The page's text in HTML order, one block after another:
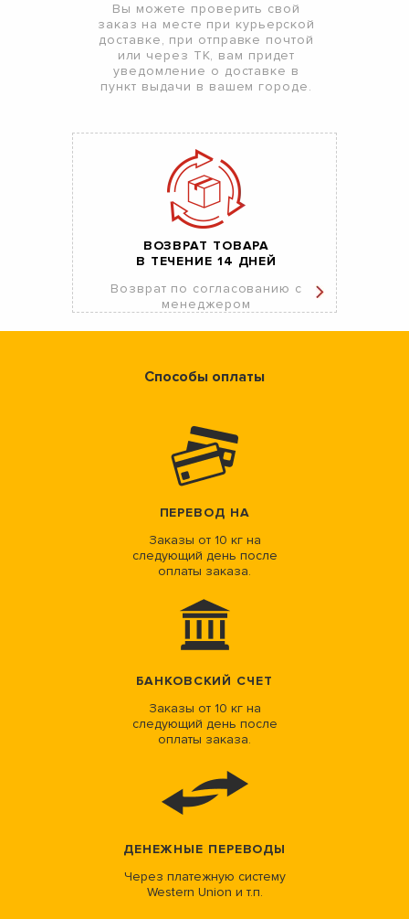
Вы можете проверить свой
заказ на месте при курьерской
доставке, при отправке почтой
или через ТК, вам придет
уведомление о доставке в
пункт выдачи в вашем городе.
ВОЗВРАТ ТОВАРА
В ТЕЧЕНИЕ 14 ДНЕЙ
Возврат по согласованию с
менеджером
Способы оплаты
ПЕРЕВОД НА
Заказы от 10 кг на
следующий день после
оплаты заказа.
БАНКОВСКИЙ СЧЕТ
Заказы от 10 кг на
следующий день после
оплаты заказа.
ДЕНЕЖНЫЕ ПЕРЕВОДЫ
Через платежную систему
Western Union и т.п.